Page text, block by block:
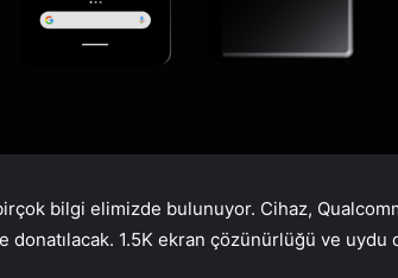
bilgi elimizde bulunuyor. Cihaz,
donatılacak. 1.5K ekran çözünürlüğü ve uydu